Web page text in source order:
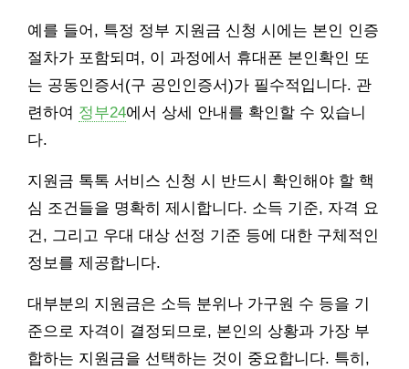
예를 들어, 특정 정부 지원금 신청 시에는 본인 인증
절차가 포함되며, 이 과정에서 휴대폰 본인확인 또
는 공동인증서(구 공인인증서)가 필수적입니다. 관
련하여 정부24에서 상세 안내를 확인할 수 있습니
다.
지원금 톡톡 서비스 신청 시 반드시 확인해야 할 핵
심 조건들을 명확히 제시합니다. 소득 기준, 자격 요
건, 그리고 우대 대상 선정 기준 등에 대한 구체적인
정보를 제공합니다.
대부분의 지원금은 소득 분위나 가구원 수 등을 기
준으로 자격이 결정되므로, 본인의 상황과 가장 부
합하는 지원금을 선택하는 것이 중요합니다. 특히,